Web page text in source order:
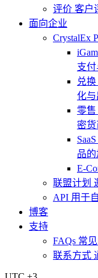
评价 客户
面向企业
CrystalEx
支
兑换
化
零售
密
品
E-
联盟计划
API 用于
博客
支持
FAQs 常
联系方式